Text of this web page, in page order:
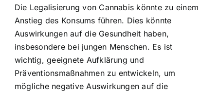
Die Legalisierung von Cannabis könnte zu einem
Anstieg des Konsums führen. Dies könnte
Auswirkungen auf die Gesundheit haben,
insbesondere bei jungen Menschen. Es ist
wichtig, geeignete Aufklärung und
Präventionsmaßnahmen zu entwickeln, um
mögliche negative Auswirkungen auf die